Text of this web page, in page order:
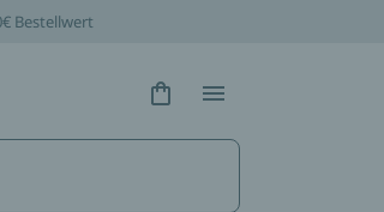
Bestellwert
Hidden Text
Hidden Text